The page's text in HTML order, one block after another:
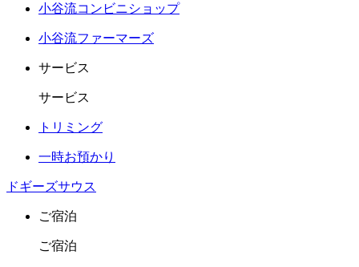
小谷流コンビニショップ
小谷流ファーマーズ
サービス
サービス
トリミング
一時お預かり
ドギーズサウス
ご宿泊
ご宿泊